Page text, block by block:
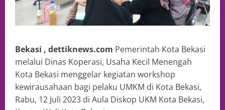
Bekasi , dettiknews.com Pemerintah Kota Bekasi
melalui Dinas Koperasi, Usaha Kecil Menengah
Kota Bekasi menggelar kegiatan workshop
kewirausahaan bagi pelaku UMKM di Kota Bekasi,
Rabu, 12 Juli 2023 di Aula Diskop UKM Kota Bekasi,